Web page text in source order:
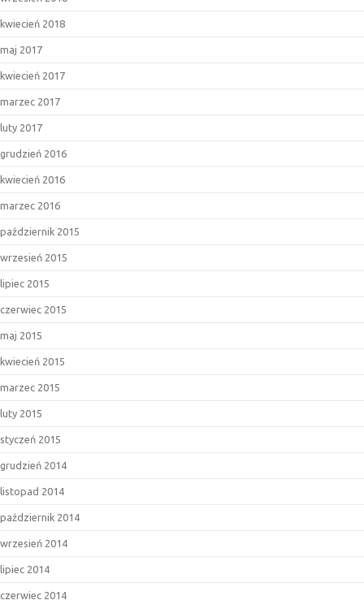
kwiecień 2018
maj 2017
kwiecień 2017
marzec 2017
luty 2017
grudzień 2016
kwiecień 2016
marzec 2016
październik 2015
wrzesień 2015
lipiec 2015
czerwiec 2015
maj 2015
kwiecień 2015
marzec 2015
luty 2015
styczeń 2015
grudzień 2014
listopad 2014
październik 2014
wrzesień 2014
lipiec 2014
czerwiec 2014